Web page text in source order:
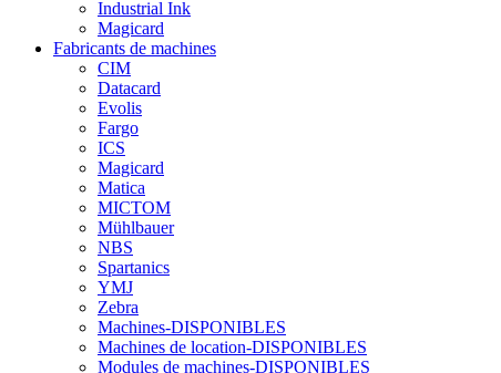
Industrial Ink
Magicard
Fabricants de machines
CIM
Datacard
Evolis
Fargo
ICS
Magicard
Matica
MICTOM
Mühlbauer
NBS
Spartanics
YMJ
Zebra
Machines-DISPONIBLES
Machines de location-DISPONIBLES
Modules de machines-DISPONIBLES